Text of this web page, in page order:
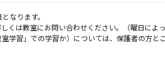
なります。
は教室にお問い合わせください。（曜日によ
習」での学習か）については、保護者の方と